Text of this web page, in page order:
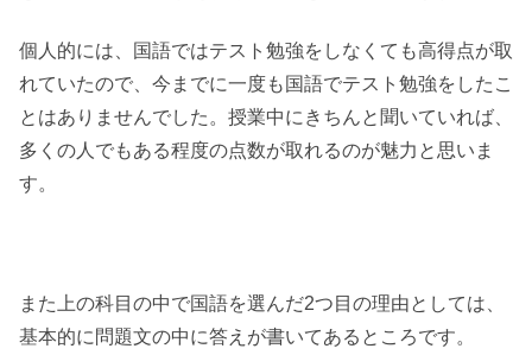
個人的には、国語ではテスト勉強をしなくても高得点が取
れていたので、今までに一度も国語でテスト勉強をしたこ
とはありませんでした。授業中にきちんと聞いていれば、
多くの人でもある程度の点数が取れるのが魅力と思いま
す。
また上の科目の中で国語を選んだ2つ目の理由としては、
基本的に問題文の中に答えが書いてあるところです。